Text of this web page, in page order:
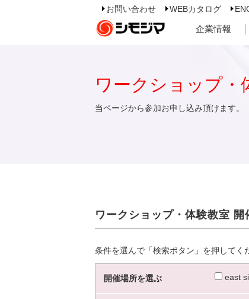
お問い合わせ WEBカタログ
企業情報
ワークショップ・
当ページから参加お申し込み頂けます。
ワークショップ・体験教室 開
条件を選んで「検索ボタン」を押してく
開催場所を選ぶ east